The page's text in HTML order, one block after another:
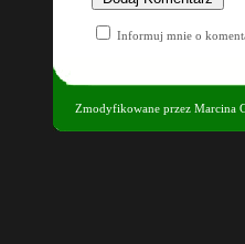
Informuj mnie o
Zmodyfikowane przez Marcina